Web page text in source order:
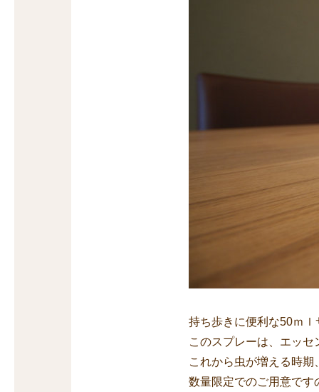
持ち歩きに便利な50ｍｌ
このスプレーは、エッ
これから虫が増える時
数量限定でのご用意です